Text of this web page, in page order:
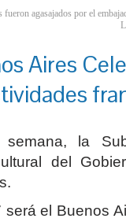
fueron agasajados por el
Aires
la
del
será el Buenos